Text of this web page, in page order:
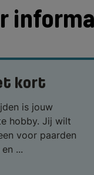
kort
is jouw
hobby. Jij wilt
voor paarden
...